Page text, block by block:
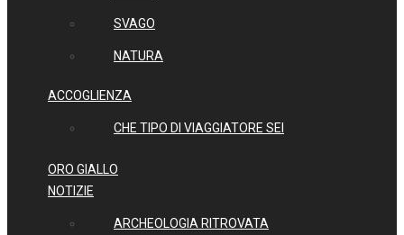
SVAGO
NATURA
ACCOGLIENZA
CHE TIPO DI VIAGGIATORE SEI
ORO GIALLO
NOTIZIE
ARCHEOLOGIA RITROVATA